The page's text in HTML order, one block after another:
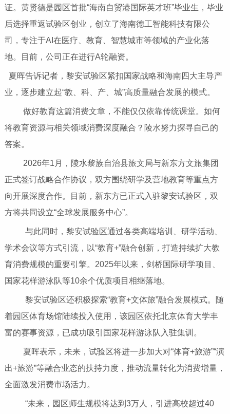
证。黄贤德是园区首批“海南自贸港国际英才班”毕业生，毕业
后选择重返试验区创业，创立了海南德工智能科技有限公
司，专注于AI在医疗、教育、智慧城市等领域的产业化落
地。目前，公司正在进行A轮融资。
夏晖告诉记者，黎安试验区紧扣国家战略和海南四大主导产
业，逐步建立起“教、科、产、城”高质量融合发展的模式。
做好教育这篇消费文章，不能仅仅依靠传统课堂。如何
将教育资源与相关领域消费深度融合？陵水努力探寻自己的
答案。
2026年1月，陵水黎族自治县旅文局与新东方文旅集团
正式签订战略合作协议，双方围绕研学及营地教育等重点方
向开展深度合作。目前，新东方已正式入驻黎安试验区，双
方将共同设立“全球发展服务中心”。
与此同时，黎安试验区通过各类高端培训、研学活动、
学术会议等方式引流，以“教育+”融合创新，打造持续扩大教
育消费规模的重要引擎。2025年以来，剑桥国际研学项目、
国家花样游泳队等10余个优质项目相继落地。
黎安试验区还积极探索“教育+文体旅”融合发展模式。随
着园区体育场馆陆续投入使用，该园区依托北京体育大学丰
富的赛事资源，已成功吸引国家花样游泳队入驻集训。
夏晖表示，未来，试验区将进一步加大对“体育+旅游”“演
出+旅游”等融合业态的扶持力度，推动流量转化为消费增量，
全面激发消费市场活力。
“未来，园区师生规模将达到3万人，引进高校超过40